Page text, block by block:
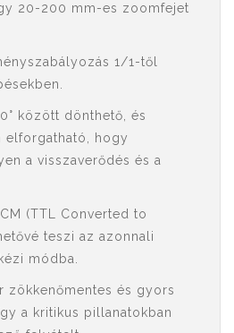
20-200 mm-es zoomfejet
1/1-től
között dönthető, és
elforgatható, hogy
a visszaverődés és a
(TTL Converted to
teszi az azonnali
módba.
zökkenőmentes és gyors
a kritikus pillanatokban